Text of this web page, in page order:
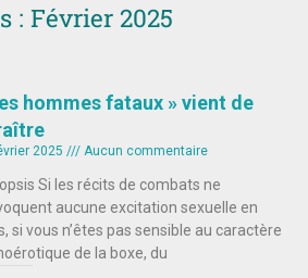
: Février 2025
hommes fataux » vient de
2025 Aucun commentaire
Si les récits de combats ne
aucune excitation sexuelle en
si vous n’êtes pas sensible au caractère
de la boxe, du